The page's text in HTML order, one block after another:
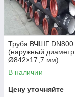
Труба ВЧШГ DN800
(наружный диаметр
Ø842×17,7 мм)
В наличии
Цену уточняйте